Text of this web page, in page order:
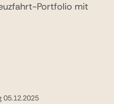
Portfolio mit
05.12.2025